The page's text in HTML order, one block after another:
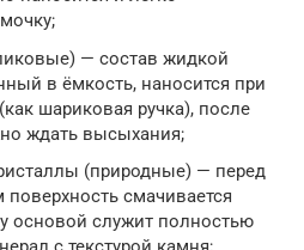
— состав жидкой
в ёмкость, наносится при
шариковая ручка), после
ждать высыхания;
(природные) — перед
смачивается
основой служит полностью